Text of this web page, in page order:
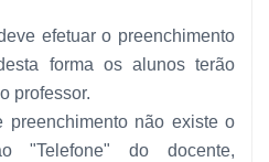
efetuar o preenchimento
forma os alunos terão
professor.
preenchimento não existe o
"Telefone" do docente,